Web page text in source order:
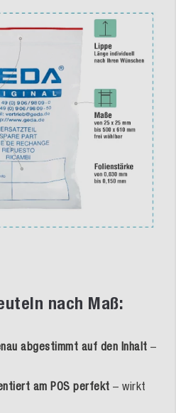
nach Maß:
abgestimmt auf den Inhalt –
am POS perfekt – wirkt